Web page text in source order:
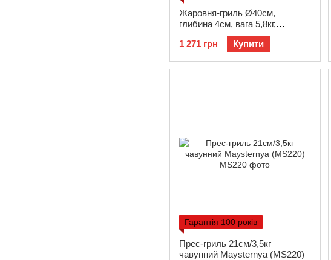
Жаровня-гриль Ø40см,
глибина 4см, вага 5,8кг,
чавунна (400-40Gr)
1 271 грн
Купити
Гарантія 100 років
Прес-гриль 21см/3,5кг
чавунний Maysternya (MS220)